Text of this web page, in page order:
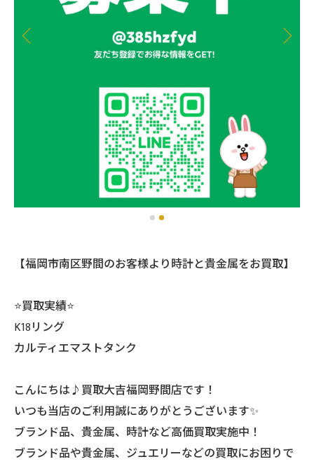
【福岡市南区野間のお客様より時計と貴金属をお買取】
⭐️買取実績⭐️
K18リング
カルティエマストタンク
こんにちは♪買取大吉福岡野間店です！
いつも当店のご利用誠にありがとうございます✨
ブランド品、貴金属、時計など高価買取実施中！
ブランド品や貴金属、ジュエリーなどの買取にお困りで